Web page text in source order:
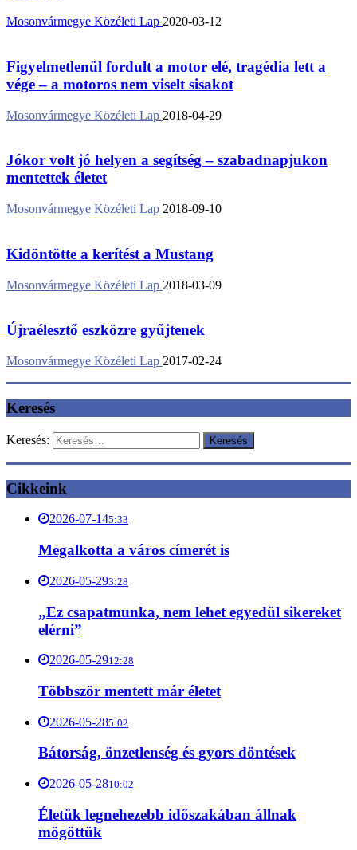
Mosonvármegye Közéleti Lap 2020-03-12
Figyelmetlenül fordult a motor elé, tragédia lett a
vége – a motoros nem viselt sisakot
Mosonvármegye Közéleti Lap 2018-04-29
Jókor volt jó helyen a segítség – szabadnapjukon
mentettek életet
Mosonvármegye Közéleti Lap 2018-09-10
Kidöntötte a kerítést a Mustang
Mosonvármegye Közéleti Lap 2018-03-09
Újraélesztő eszközre gyűjtenek
Mosonvármegye Közéleti Lap 2017-02-24
Keresés
Keresés:
Cikkeink
2026-07-145:33
Megalkotta a város címerét is
2026-05-293:28
„Ez csapatmunka, nem lehet egyedül sikereket
elérni”
2026-05-2912:28
Többször mentett már életet
2026-05-285:02
Bátorság, önzetlenség és gyors döntések
2026-05-2810:02
Életük legnehezebb időszakában állnak
mögöttük